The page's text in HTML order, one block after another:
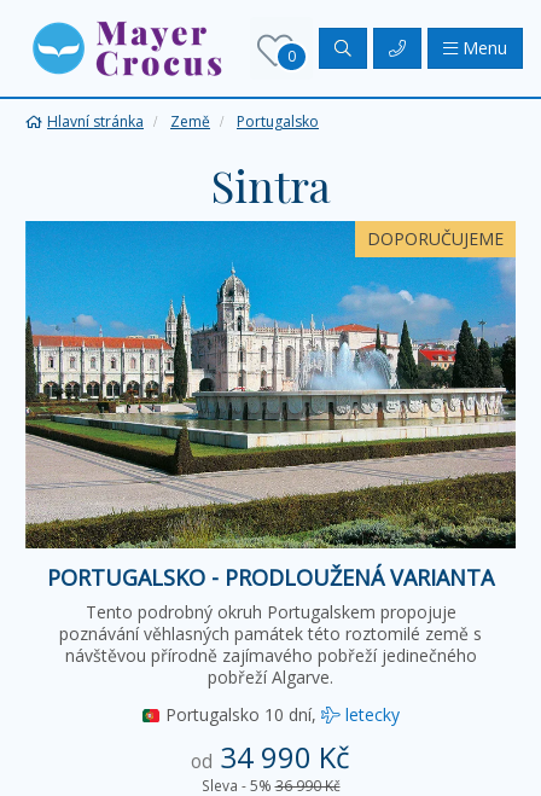
0 Menu
Hlavní stránka Země Portugalsko
Sintra
DOPORUČUJEME
PORTUGALSKO - PRODLOUŽENÁ VARIANTA
Tento podrobný okruh Portugalskem propojuje
poznávání věhlasných památek této roztomilé země s
návštěvou přírodně zajímavého pobřeží jedinečného
pobřeží Algarve.
Portugalsko 10 dní, letecky
od 34 990 Kč
Sleva - 5% 36 990 Kč